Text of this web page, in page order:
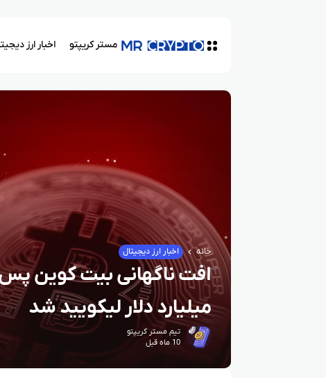
مستر کریپتو اخبار ارز
خانه اخبار ارز دیجیتال
میلیارد دلار لیکویید شد
تیم مستر کریپتو
10 ماه قبل